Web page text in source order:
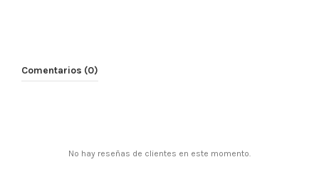
Comentarios (0)
No hay reseñas de clientes en este momento.